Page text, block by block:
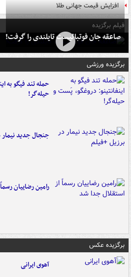
افزایش قیمت جهانی طلا
فیلم برگزیده
صاعقه جان فوتبالیست تایلندی را گرفت!
برگزیده ورزشی
حمله تند فیگو به
حیله‌گر!
جنجال جدید نیمار
رامین رضاییان
برگزیده عکس
آهوی ایرانی